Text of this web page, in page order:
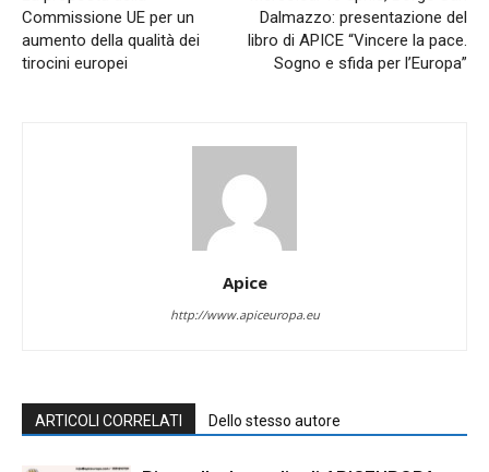
Commissione UE per un
aumento della qualità dei
tirocini europei
Dalmazzo: presentazione del
libro di APICE “Vincere la pace.
Sogno e sfida per l’Europa”
Apice
http://www.apiceuropa.eu
ARTICOLI CORRELATI Dello stesso autore